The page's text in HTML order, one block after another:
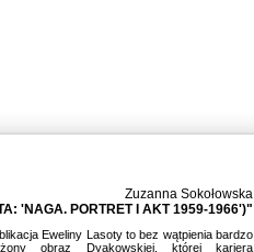
Zuzanna Sokołowska
'NAGA. PORTRET I AKT 1959-1966')"
Eweliny Lasoty to bez wątpienia bardzo
obraz Dyakowskiej, której kariera